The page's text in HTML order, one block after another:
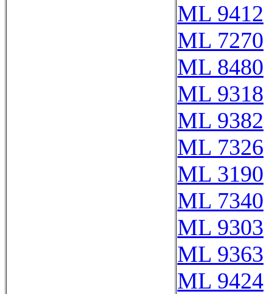
ML 9412
ML 7270
ML 8480
ML 9318
ML 9382
ML 7326
ML 3190
ML 7340
ML 9303
ML 9363
ML 9424